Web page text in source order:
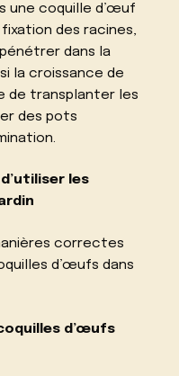
une coquille d’œuf
des racines,
dans la
la croissance de
de transplanter les
des pots
les
correctes
d’œufs dans
d’œufs